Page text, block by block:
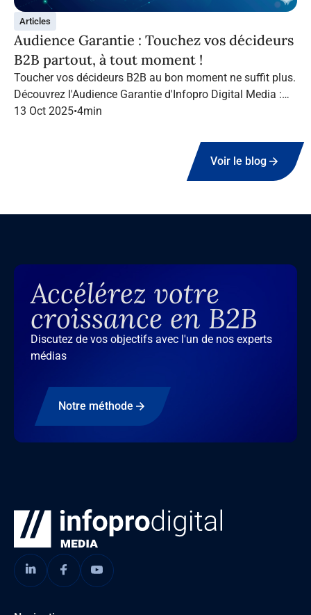
Articles
Audience Garantie : Touchez vos décideurs
B2B partout, à tout moment !
Toucher vos décideurs B2B au bon moment ne suffit plus.
Découvrez l'Audience Garantie d'Infopro Digital Media :
suivez vos cibles tout au long de leur navigation, quel que
13 Oct 2025•4min
Voir le blog
Accélérez votre
croissance en B2B
Discutez de vos objectifs avec l'un de nos experts
médias
Notre méthode